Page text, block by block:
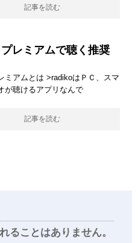
記事を読む
レミアムで聴く推奨
ミアムとは >radikoはＰＣ、スマ
が聴けるアプリなんで
記事を読む
ることはありません。